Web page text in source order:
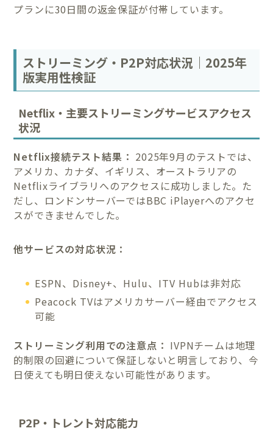
プランに30日間の返金保証が付帯しています。
ストリーミング・P2P対応状況｜2025年
版実用性検証
Netflix・主要ストリーミングサービスアクセス
状況
Netflix接続テスト結果： 2025年9月のテストでは、
アメリカ、カナダ、イギリス、オーストラリアの
Netflixライブラリへのアクセスに成功しました。た
だし、ロンドンサーバーではBBC iPlayerへのアクセ
スができませんでした。
他サービスの対応状況：
ESPN、Disney+、Hulu、ITV Hubは非対応
Peacock TVはアメリカサーバー経由でアクセス
可能
ストリーミング利用での注意点： IVPNチームは地理
的制限の回避について保証しないと明言しており、今
日使えても明日使えない可能性があります。
P2P・トレント対応能力